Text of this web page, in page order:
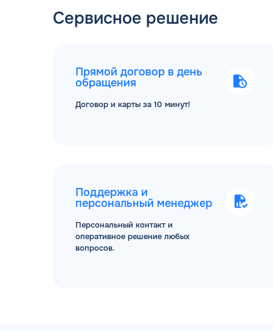
Сервисное решение
Прямой договор в день
обращения
Договор и карты за 10 минут!
Поддержка и
персональный менеджер
Персональный контакт и
оперативное решение любых
вопросов.